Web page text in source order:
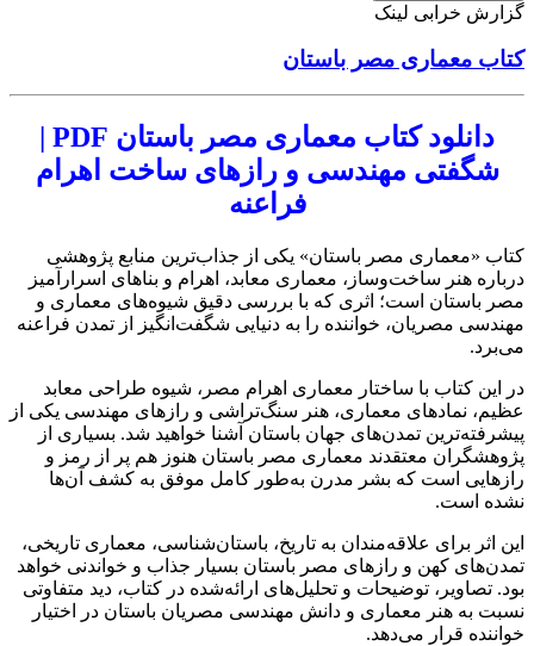
گزارش خرابی لینک
کتاب معماری مصر باستان
شگفتی مهندسی و رازهای ساخت اهرام
فراعنه
کتاب «معماری مصر باستان» یکی از جذاب‌ترین منابع پژوهشی
درباره هنر ساخت‌وساز، معماری معابد، اهرام و بناهای اسرارآمیز
مصر باستان است؛ اثری که با بررسی دقیق شیوه‌های معماری و
مهندسی مصریان، خواننده را به دنیایی شگفت‌انگیز از تمدن فراعنه
می‌برد.
در این کتاب با ساختار معماری اهرام مصر، شیوه طراحی معابد
عظیم، نمادهای معماری، هنر سنگ‌تراشی و رازهای مهندسی یکی از
پیشرفته‌ترین تمدن‌های جهان باستان آشنا خواهید شد. بسیاری از
پژوهشگران معتقدند معماری مصر باستان هنوز هم پر از رمز و
رازهایی است که بشر مدرن به‌طور کامل موفق به کشف آن‌ها
نشده است.
این اثر برای علاقه‌مندان به تاریخ، باستان‌شناسی، معماری تاریخی،
تمدن‌های کهن و رازهای مصر باستان بسیار جذاب و خواندنی خواهد
بود. تصاویر، توضیحات و تحلیل‌های ارائه‌شده در کتاب، دید متفاوتی
نسبت به هنر معماری و دانش مهندسی مصریان باستان در اختیار
خواننده قرار می‌دهد.